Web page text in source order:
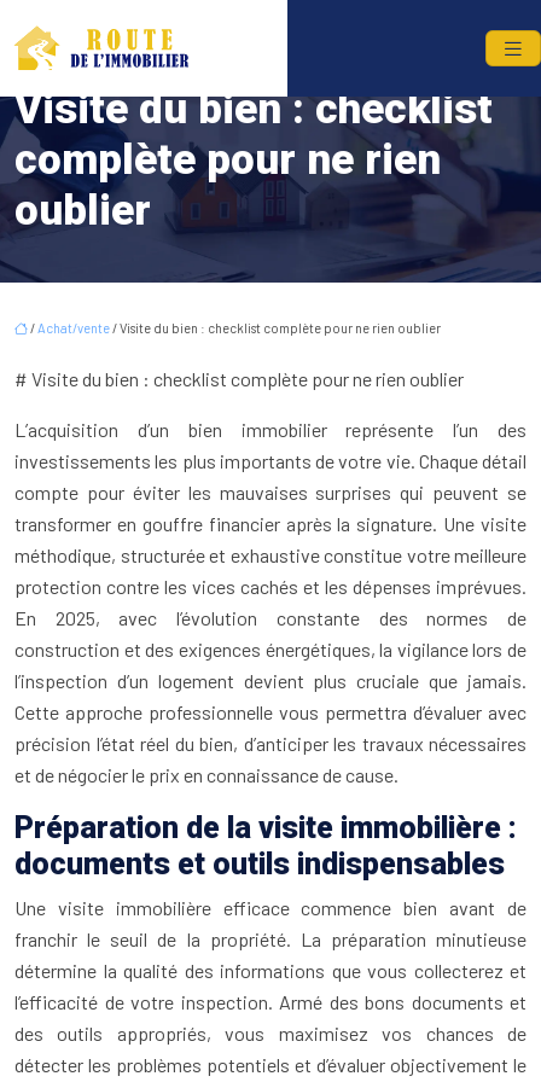
Visite du bien : checklist
complète pour ne rien
oublier
/Achat/vente/ Visite du bien : checklist complète pour ne rien oublier
# Visite du bien : checklist complète pour ne rien oublier
L’acquisition d’un bien immobilier représente l’un des
investissements les plus importants de votre vie. Chaque détail
compte pour éviter les mauvaises surprises qui peuvent se
transformer en gouffre financier après la signature. Une visite
méthodique, structurée et exhaustive constitue votre meilleure
protection contre les vices cachés et les dépenses imprévues.
En 2025, avec l’évolution constante des normes de
construction et des exigences énergétiques, la vigilance lors de
l’inspection d’un logement devient plus cruciale que jamais.
Cette approche professionnelle vous permettra d’évaluer avec
précision l’état réel du bien, d’anticiper les travaux nécessaires
et de négocier le prix en connaissance de cause.
Préparation de la visite immobilière :
documents et outils indispensables
Une visite immobilière efficace commence bien avant de
franchir le seuil de la propriété. La préparation minutieuse
détermine la qualité des informations que vous collecterez et
l’efficacité de votre inspection. Armé des bons documents et
des outils appropriés, vous maximisez vos chances de
détecter les problèmes potentiels et d’évaluer objectivement le